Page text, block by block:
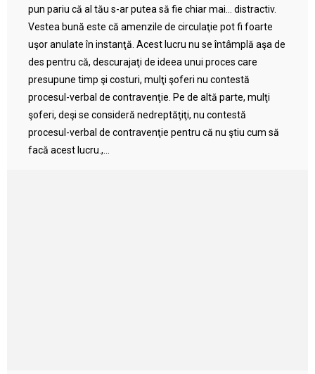
pun pariu că al tău s-ar putea să fie chiar mai… distractiv.
Vestea bună este că amenzile de circulaţie pot fi foarte
uşor anulate în instanţă. Acest lucru nu se întâmplă aşa de
des pentru că, descurajaţi de ideea unui proces care
presupune timp şi costuri, mulţi şoferi nu contestă
procesul-verbal de contravenţie. Pe de altă parte, mulţi
şoferi, deşi se consideră nedreptăţiţi, nu contestă
procesul-verbal de contravenţie pentru că nu ştiu cum să
facă acest lucru.,...